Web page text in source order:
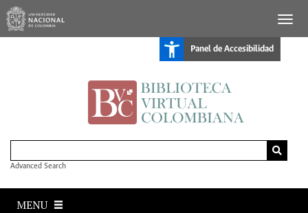
Panel de Accesibilidad
p
Advanced Search
MENU